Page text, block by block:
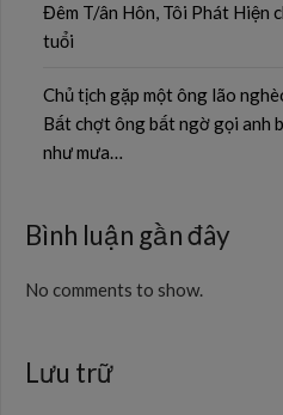
Đêm T/ân Hôn, Tôi Phát Hiện
tuổi
Chủ tịch gặp một ông lão
Bất chợt ông bất ngờ gọi anh
như mưa…
Bình luận gần đây
No comments to show.
Lưu trữ